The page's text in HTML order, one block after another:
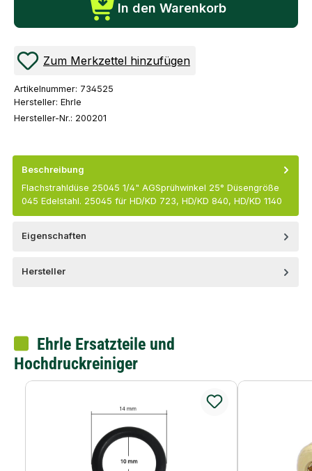
In den Warenkorb
Zum Merkzettel hinzufügen
Artikelnummer: 734525
Hersteller: Ehrle
Hersteller-Nr.: 200201
Beschreibung
Flachstrahldüse 25045 1/4" AGSprühwinkel 25° Düsengröße
045 Edelstahl. 25045 für HD/KD 723, HD/KD 840, HD/KD 1140
Eigenschaften
Hersteller
Ehrle Ersatzteile und
Hochdruckreiniger